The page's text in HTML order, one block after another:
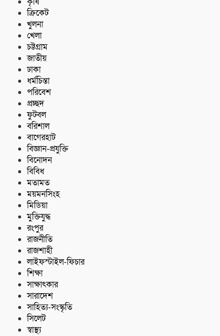
ক্রিকেট
খুলনা
খেলা
চট্টগ্রাম
জাতীয়
ঢাকা
ধর্মচিন্তা
পরিবেশ
প্রচ্ছদ
ফুটবল
বরিশাল
বাগেরহাট
বিজ্ঞান-প্রযুক্তি
বিনোদন
বিবিধ
মতামত
ময়মনসিংহ
মিডিয়া
মুক্তিযুদ্ধ
রংপুর
রাজনীতি
রাজশাহী
লাইফস্টাইল-ফিচার
শিক্ষা
সাক্ষাৎকার
সারাদেশ
সাহিত্য-সংস্কৃতি
সিলেট
স্বাস্থ্য